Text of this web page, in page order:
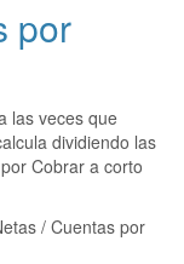
por
las veces que
dividiendo las
Cobrar a corto
/ Cuentas por